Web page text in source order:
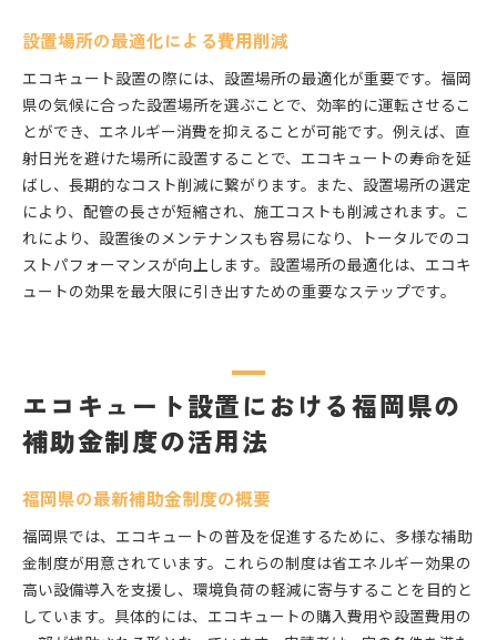
補助金以外の利用可能な支援制度の探求
設置場所の最適化による費用削減
エコキュート設置の際には、設置場所の最適化が重要です。福岡
県の気候に合った設置場所を選ぶことで、効率的に運転させるこ
とができ、エネルギー消費を抑えることが可能です。例えば、直
射日光を避けた場所に設置することで、エコキュートの寿命を延
ばし、長期的なコスト削減に繋がります。また、設置場所の選定
により、配管の長さが短縮され、施工コストも削減されます。こ
れにより、設置後のメンテナンスも容易になり、トータルでのコ
ストパフォーマンスが向上します。設置場所の最適化は、エコキ
ュートの効果を最大限に引き出すための重要なステップです。
エコキュート設置における福岡県の
補助金制度の活用法
福岡県の最新補助金制度の概要
福岡県では、エコキュートの普及を促進するために、多様な補助
金制度が用意されています。これらの制度は省エネルギー効果の
高い設備導入を支援し、環境負荷の軽減に寄与することを目的と
しています。具体的には、エコキュートの購入費用や設置費用の